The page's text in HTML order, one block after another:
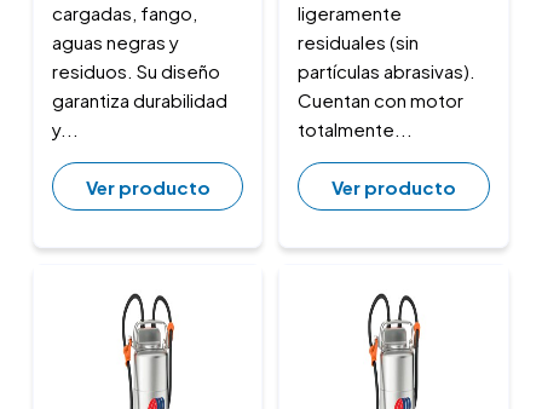
cargadas, fango,
aguas negras y
residuos. Su diseño
garantiza durabilidad
y...
Ver producto
ligeramente
residuales (sin
partículas abrasivas).
Cuentan con motor
totalmente...
Ver producto